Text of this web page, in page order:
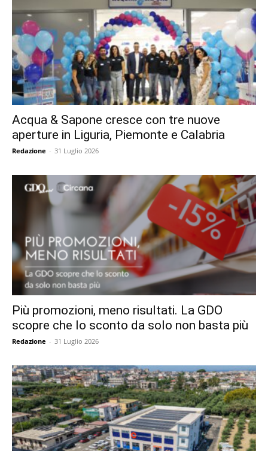
Acqua & Sapone cresce con tre nuove
aperture in Liguria, Piemonte e Calabria
Redazione - 31 Luglio 2026
Più promozioni, meno risultati. La GDO
scopre che lo sconto da solo non basta più
Redazione - 31 Luglio 2026